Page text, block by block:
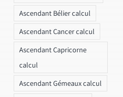
Ascendant Bélier calcul
Ascendant Cancer calcul
Ascendant Capricorne
calcul
Ascendant Gémeaux calcul